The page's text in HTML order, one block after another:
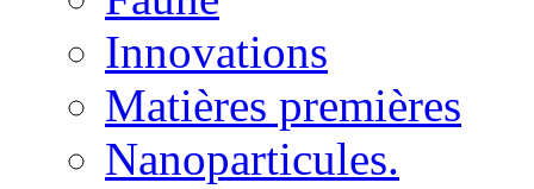
Innovations
Matières premières
Nanoparticules.